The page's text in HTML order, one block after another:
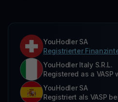
YouHodler SA
Registrierter
YouHodler Italy S.R.L.
Registered as a VASP
YouHodler SA
Registriert als VASP